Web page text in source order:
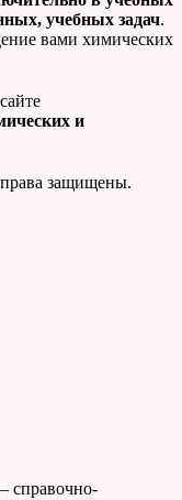
учебных задач.
вами химических
и
защищены.
справочно-